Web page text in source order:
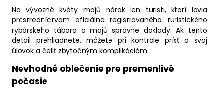
Na vývozné kvóty majú nárok len turisti, ktorí lovia
prostredníctvom oficiálne registrovaného turistického
rybárskeho tábora a majú správne doklady. Ak tento
detail prehliadnete, môžete pri kontrole prísť o svoj
úlovok a čeliť zbytočným komplikáciám.
Nevhodné oblečenie pre premenlivé
počasie